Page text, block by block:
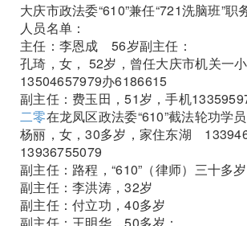
大庆市政法委“610”兼任“721洗脑班”职
人员名单：
主任：李恩成 56岁副主任：
孔琦，女， 52岁，曾任大庆市机关一
13504657979办6186615
副主任：费玉田，51岁，手机
二零在龙凤区政法委“610”截法轮功学
杨丽，女，30多岁，家住东湖
13936755079
副主任：路程，“610”（律师）三十多岁
副主任：李洪涛，32岁
副主任：付立功，40多岁